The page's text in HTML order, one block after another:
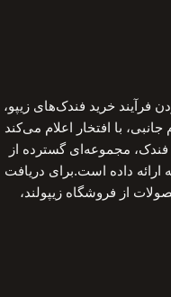
فرآیند خرید فندک‌های زیپو،
با افتخار اعلام می‌کند
فندک، مجموعه‌ای گسترده از
ارائه داده است.برای دریافت
از فروشگاه زیپولند،